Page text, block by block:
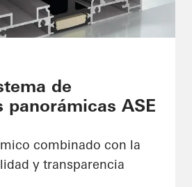
de
panorámicas ASE
combinado con la
y transparencia